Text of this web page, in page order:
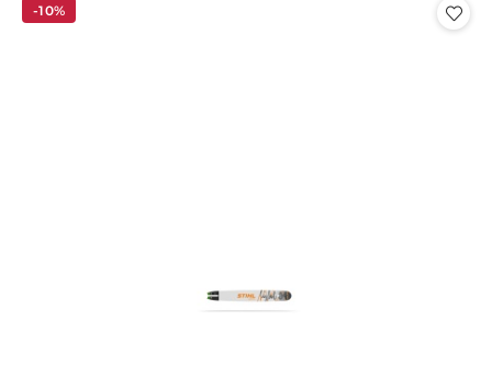
promocyjna:
przed
-10%